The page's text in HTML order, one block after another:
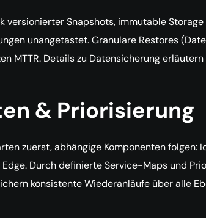
versionierter Snapshots, immutable
unangetastet. Granulare Restores
MTTR. Details zu Datensicherung
& Priorisierung
zuerst, abhängige Komponenten folgen:
Durch definierte Service-Maps und
konsistente Wiederanläufe über alle